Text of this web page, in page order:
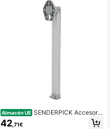
Almacén UE SENDERPICK Accesorio
s de soporte universal para garaje
42 ,71€